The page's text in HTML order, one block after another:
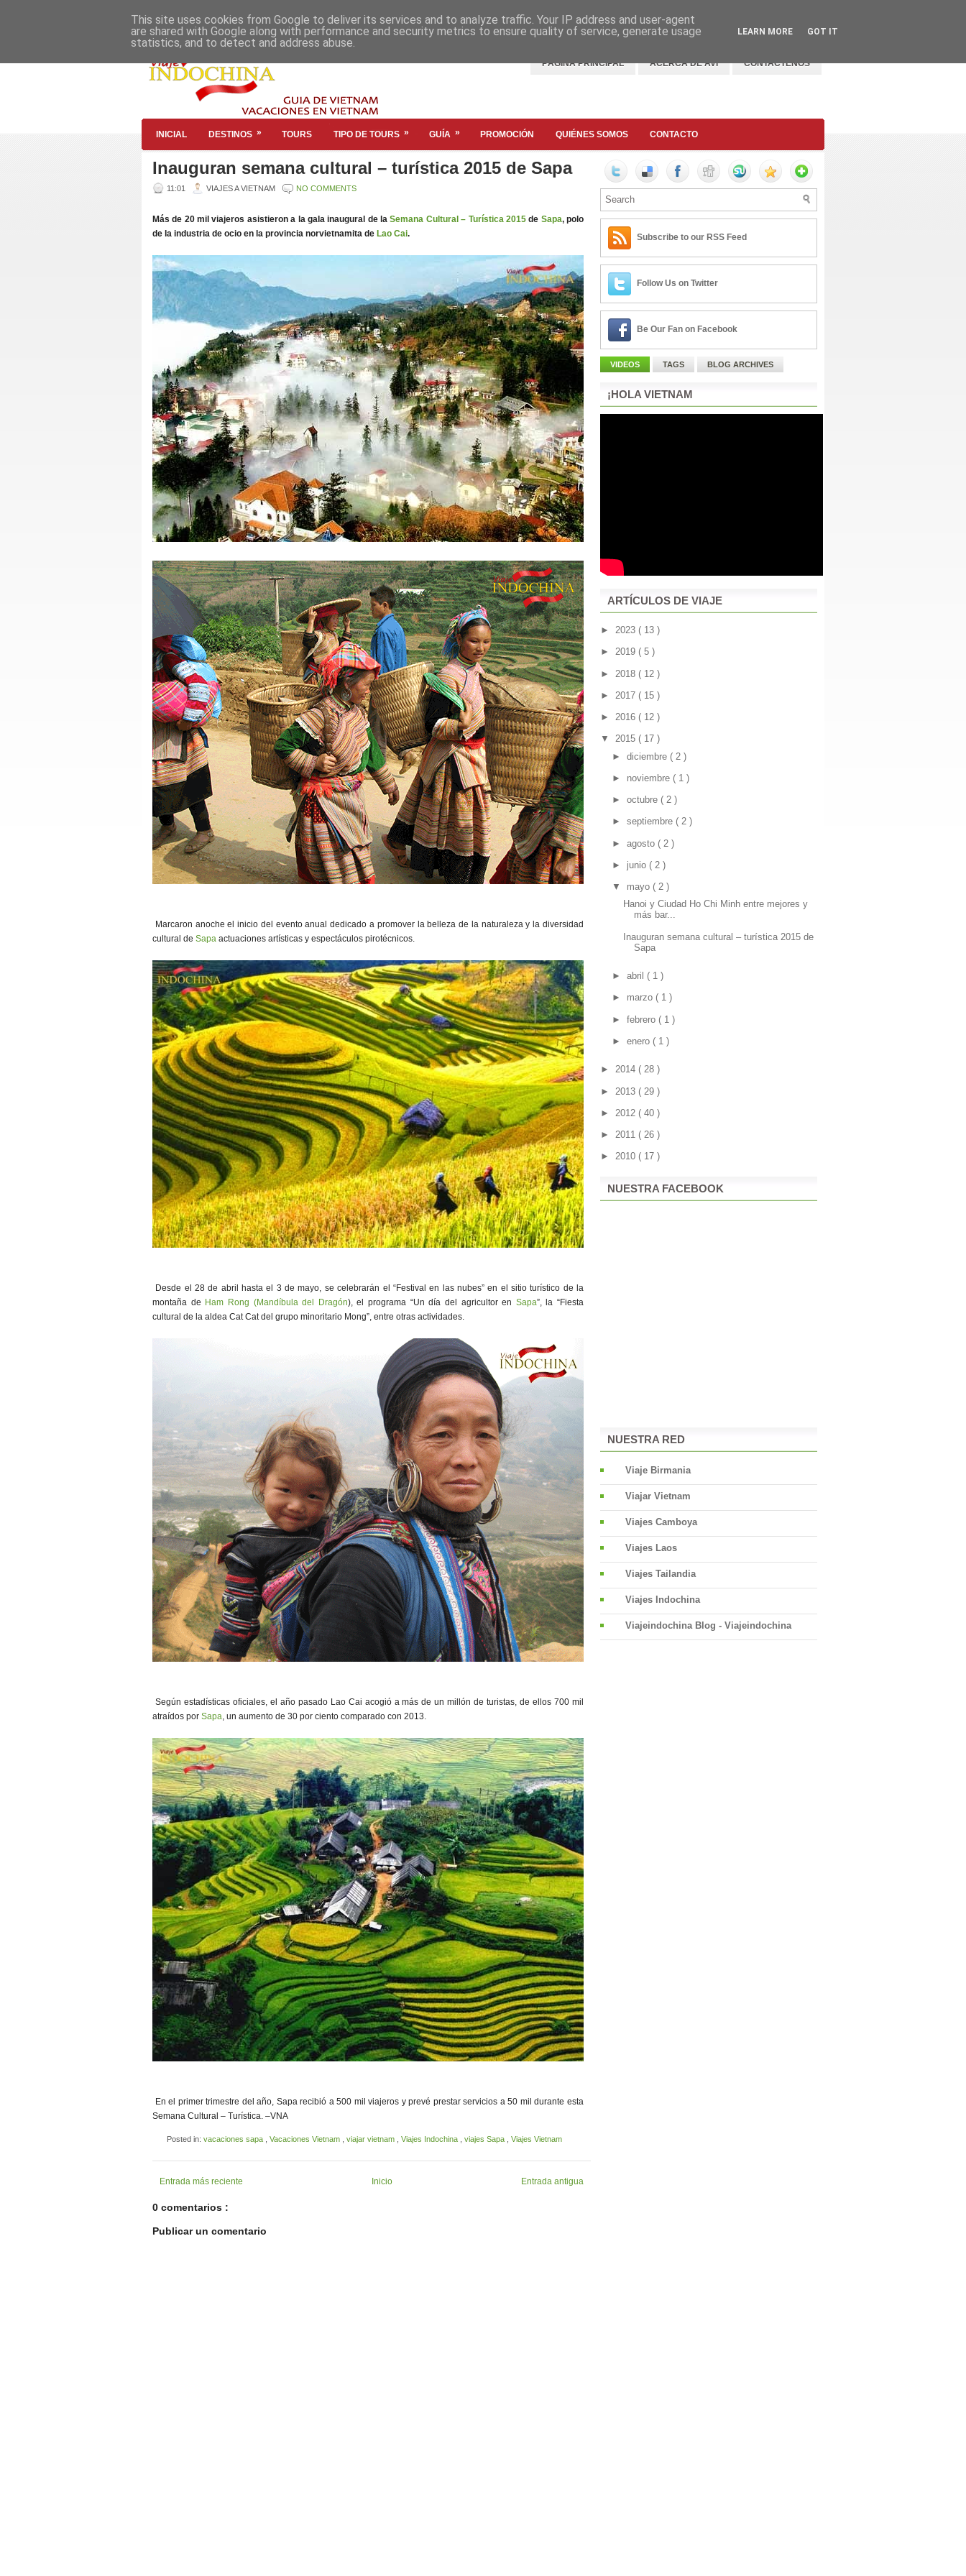
PÁGINA PRINCIPAL ACERCA DE AVI CONTACTENOS
INICIAL DESTINOS » TOURS TIPO DE TOURS » GUÍA » PROMOCIÓN QUIÉNES SOMOS CONTACTO
Inauguran semana cultural – turística 2015 de Sapa
11:01 VIAJES A VIETNAM NO COMMENTS
Más de 20 mil viajeros asistieron a la gala inaugural de laSemana Cultural – Turística 2015de Sapa, polo
de la industria de ocio en la provincia norvietnamita de Lao Cai.
Marcaron anoche el inicio del evento anual dedicado a promover la belleza de la naturaleza y la diversidad
cultural de Sapa actuaciones artísticas y espectáculos pirotécnicos.
Desde el 28 de abril hasta el 3 de mayo, se celebrarán el “Festival en las nubes” en el sitio turístico de la
montaña de Ham Rong (Mandíbula del Dragón), el programa “Un día del agricultor en Sapa”, la “Fiesta
cultural de la aldea Cat Cat del grupo minoritario Mong”, entre otras actividades.
Según estadísticas oficiales, el año pasado Lao Cai acogió a más de un millón de turistas, de ellos 700 mil
atraídos por Sapa, un aumento de 30 por ciento comparado con 2013.
En el primer trimestre del año, Sapa recibió a 500 mil viajeros y prevé prestar servicios a 50 mil durante esta
Semana Cultural – Turística. –VNA
Posted in: vacaciones sapa Vacaciones Vietnam viajar vietnam Viajes Indochina viajes Sapa Viajes Vietnam
Entrada más reciente Entrada antigua
Inicio
0 comentarios :
Publicar un comentario
Subscribe to our RSS Feed
Follow Us on Twitter
Be Our Fan on Facebook
VIDEOS TAGS BLOG ARCHIVES
¡HOLA VIETNAM
ARTÍCULOS DE VIAJE
► 2023 ( 13 )
► 2019 ( 5 )
► 2018 ( 12 )
► 2017 ( 15 )
► 2016 ( 12 )
▼ 2015 ( 17 )
► diciembre ( 2 )
► noviembre ( 1 )
► octubre ( 2 )
► septiembre ( 2 )
► agosto ( 2 )
► junio ( 2 )
▼ mayo ( 2 )
Hanoi y Ciudad Ho Chi Minh entre mejores y
más bar...
Inauguran semana cultural – turística 2015 de
Sapa
► abril ( 1 )
► marzo ( 1 )
► febrero ( 1 )
► enero ( 1 )
► 2014 ( 28 )
► 2013 ( 29 )
► 2012 ( 40 )
► 2011 ( 26 )
► 2010 ( 17 )
NUESTRA FACEBOOK
NUESTRA RED
Viaje Birmania
Viajar Vietnam
Viajes Camboya
Viajes Laos
Viajes Tailandia
Viajes Indochina
Viajeindochina Blog - Viajeindochina
This site uses cookies from Google to deliver its services and to analyze traffic. Your IP address and user-agent
are shared with Google along with performance and security metrics to ensure quality of service, generate usage
statistics, and to detect and address abuse.
LEARN MORE GOT IT